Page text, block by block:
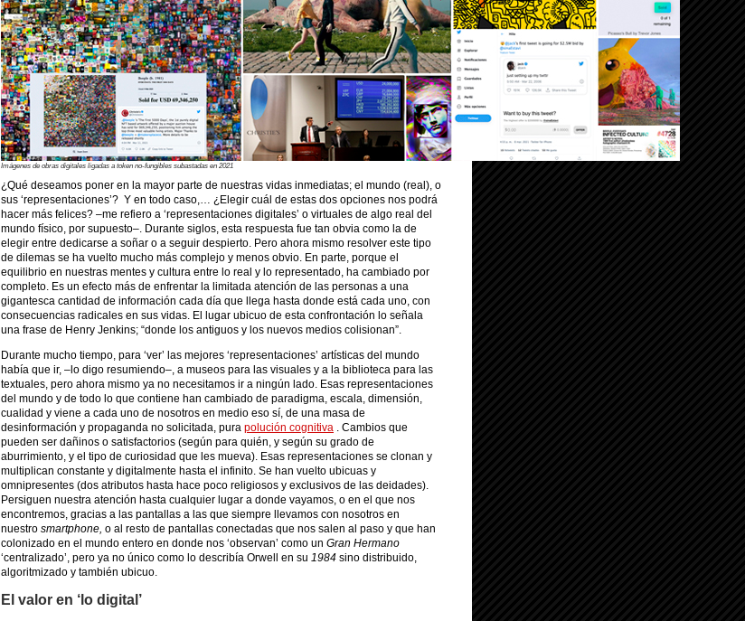
Imágenes de obras digitales ligadas a token no-fungibles subastadas en 2021
¿Qué deseamos poner en la mayor parte de nuestras vidas inmediatas; el mundo (real), o
sus ‘representaciones’? Y en todo caso,… ¿Elegir cuál de estas dos opciones nos podrá
hacer más felices? –me refiero a ‘representaciones digitales’ o virtuales de algo real del
mundo físico, por supuesto–. Durante siglos, esta respuesta fue tan obvia como la de
elegir entre dedicarse a soñar o a seguir despierto. Pero ahora mismo resolver este tipo
de dilemas se ha vuelto mucho más complejo y menos obvio. En parte, porque el
equilibrio en nuestras mentes y cultura entre lo real y lo representado, ha cambiado por
completo. Es un efecto más de enfrentar la limitada atención de las personas a una
gigantesca cantidad de información cada día que llega hasta donde está cada uno, con
consecuencias radicales en sus vidas. El lugar ubicuo de esta confrontación lo señala
una frase de Henry Jenkins; “donde los antiguos y los nuevos medios colisionan”.
Durante mucho tiempo, para ‘ver’ las mejores ‘representaciones’ artísticas del mundo
había que ir, –lo digo resumiendo–, a museos para las visuales y a la biblioteca para las
textuales, pero ahora mismo ya no necesitamos ir a ningún lado. Esas representaciones
del mundo y de todo lo que contiene han cambiado de paradigma, escala, dimensión,
cualidad y viene a cada uno de nosotros en medio eso sí, de una masa de
desinformación y propaganda no solicitada, pura polución cognitiva . Cambios que
pueden ser dañinos o satisfactorios (según para quién, y según su grado de
aburrimiento, y el tipo de curiosidad que les mueva). Esas representaciones se clonan y
multiplican constante y digitalmente hasta el infinito. Se han vuelto ubicuas y
omnipresentes (dos atributos hasta hace poco religiosos y exclusivos de las deidades).
Persiguen nuestra atención hasta cualquier lugar a donde vayamos, o en el que nos
encontremos, gracias a las pantallas a las que siempre llevamos con nosotros en
nuestro smartphone, o al resto de pantallas conectadas que nos salen al paso y que han
colonizado en el mundo entero en donde nos ‘observan’ como un Gran Hermano
‘centralizado’, pero ya no único como lo describía Orwell en su 1984 sino distribuido,
algoritmizado y también ubicuo.
El valor en ‘lo digital’